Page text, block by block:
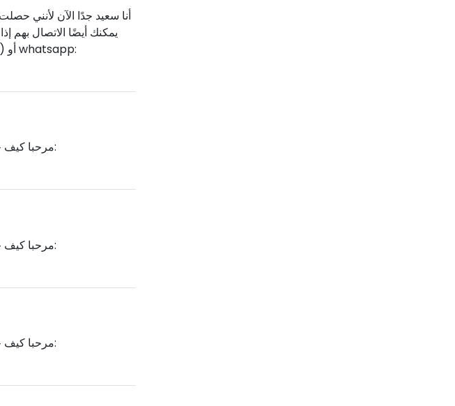
) أو whatsapp:
مرحبا كيف حالكم؟ اتصل بي:
مرحبا كيف حالكم؟ اتصل بي:
مرحبا كيف حالكم؟ اتصل بي: